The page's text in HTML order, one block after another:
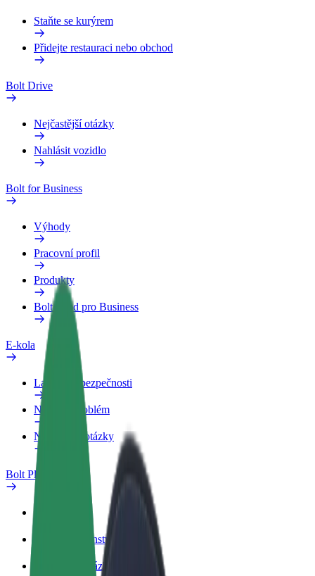
Staňte se kurýrem
Přidejte restauraci nebo obchod
Bolt Drive
Nejčastější otázky
Nahlásit vozidlo
Bolt for Business
Výhody
Pracovní profil
Produkty
Bolt Food pro Business
E-kola
Laboratoř bezpečnosti
Nahlásit problém
Nejčastější otázky
Bolt Plus
Jak získat členství
Nejčastější otázky